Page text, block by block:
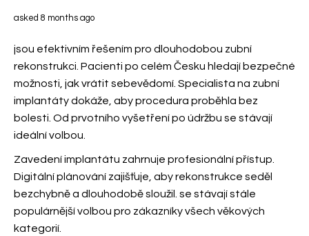
asked 8 months ago
jsou efektivním řešením pro dlouhodobou zubní
rekonstrukci. Pacienti po celém Česku hledají bezpečné
možnosti, jak vrátit sebevědomí. Specialista na zubní
implantáty dokáže, aby procedura proběhla bez
bolesti. Od prvotního vyšetření po údržbu se stávají
ideální volbou.
Zavedení implantátu zahrnuje profesionální přístup.
Digitální plánování zajišťuje, aby rekonstrukce seděl
bezchybně a dlouhodobě sloužil. se stávají stále
populárnější volbou pro zákazníky všech věkových
kategorií.